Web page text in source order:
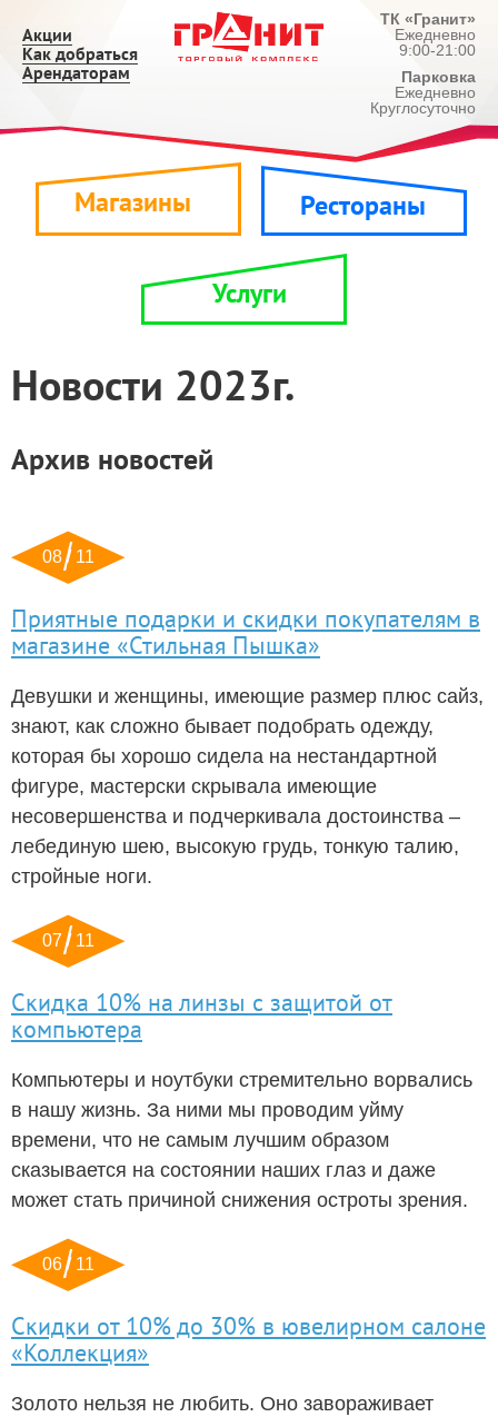
Акции
Как добраться
Арендаторам
ТК «Гранит»
Ежедневно
9:00-21:00
Парковка
Ежедневно
Круглосуточно
Магазины Рестораны
Услуги
Новости 2023г.
Архив новостей
08 / 11
Приятные подарки и скидки покупателям в
магазине «Стильная Пышка»
Девушки и женщины, имеющие размер плюс сайз,
знают, как сложно бывает подобрать одежду,
которая бы хорошо сидела на нестандартной
фигуре, мастерски скрывала имеющие
несовершенства и подчеркивала достоинства –
лебединую шею, высокую грудь, тонкую талию,
стройные ноги.
07 / 11
Скидка 10% на линзы с защитой от
компьютера
Компьютеры и ноутбуки стремительно ворвались
в нашу жизнь. За ними мы проводим уйму
времени, что не самым лучшим образом
сказывается на состоянии наших глаз и даже
может стать причиной снижения остроты зрения.
06 / 11
Скидки от 10% до 30% в ювелирном салоне
«Коллекция»
Золото нельзя не любить. Оно завораживает